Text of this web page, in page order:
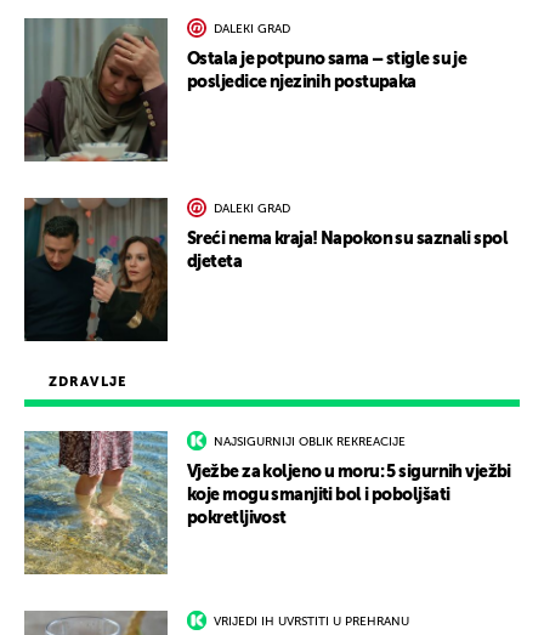
ZDRAVLJE
NAJSIGURNIJI OBLIK REKREACIJE
Vježbe za koljeno u moru: 5 sigurnih vježbi
koje mogu smanjiti bol i poboljšati
pokretljivost
VRIJEDI IH UVRSTITI U PREHRANU
DALEKI GRAD
Ostala je potpuno sama – stigle su je
posljedice njezinih postupaka
DALEKI GRAD
Sreći nema kraja! Napokon su saznali spol
djeteta